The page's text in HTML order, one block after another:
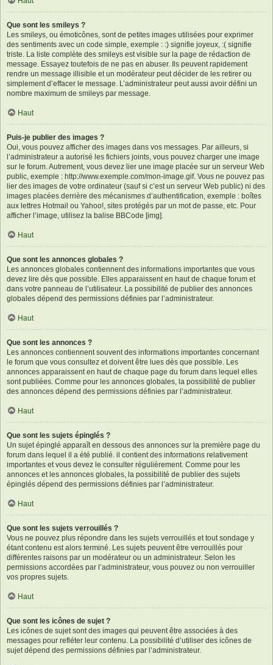
Que sont les smileys ?
Les smileys, ou émoticônes, sont de petites images utilisées pour exprimer
des sentiments avec un code simple, exemple : :) signifie joyeux, :( signifie
triste. La liste complète des smileys est visible sur la page de rédaction de
message. Essayez toutefois de ne pas en abuser. Ils peuvent rapidement
rendre un message illisible et un modérateur peut décider de les retirer ou
simplement d’effacer le message. L’administrateur peut aussi avoir défini un
nombre maximum de smileys par message.
Haut
Puis-je publier des images ?
Oui, vous pouvez afficher des images dans vos messages. Par ailleurs, si
l’administrateur a autorisé les fichiers joints, vous pouvez charger une image
sur le forum. Autrement, vous devez lier une image placée sur un serveur Web
public, exemple : http://www.exemple.com/mon-image.gif. Vous ne pouvez pas
lier des images de votre ordinateur (sauf si c’est un serveur Web public) ni des
images placées derrière des mécanismes d’authentification, exemple : boîtes
aux lettres Hotmail ou Yahoo!, sites protégés par un mot de passe, etc. Pour
afficher l’image, utilisez la balise BBCode [img].
Haut
Que sont les annonces globales ?
Les annonces globales contiennent des informations importantes que vous
devez lire dès que possible. Elles apparaissent en haut de chaque forum et
dans votre panneau de l’utilisateur. La possibilité de publier des annonces
globales dépend des permissions définies par l’administrateur.
Haut
Que sont les annonces ?
Les annonces contiennent souvent des informations importantes concernant
le forum que vous consultez et doivent être lues dès que possible. Les
annonces apparaissent en haut de chaque page du forum dans lequel elles
sont publiées. Comme pour les annonces globales, la possibilité de publier
des annonces dépend des permissions définies par l’administrateur.
Haut
Que sont les sujets épinglés ?
Un sujet épinglé apparaît en dessous des annonces sur la première page du
forum dans lequel il a été publié. il contient des informations relativement
importantes et vous devez le consulter régulièrement. Comme pour les
annonces et les annonces globales, la possibilité de publier des sujets
épinglés dépend des permissions définies par l’administrateur.
Haut
Que sont les sujets verrouillés ?
Vous ne pouvez plus répondre dans les sujets verrouillés et tout sondage y
étant contenu est alors terminé. Les sujets peuvent être verrouillés pour
différentes raisons par un modérateur ou un administrateur. Selon les
permissions accordées par l’administrateur, vous pouvez ou non verrouiller
vos propres sujets.
Haut
Que sont les icônes de sujet ?
Les icônes de sujet sont des images qui peuvent être associées à des
messages pour refléter leur contenu. La possibilité d’utiliser des icônes de
sujet dépend des permissions définies par l’administrateur.